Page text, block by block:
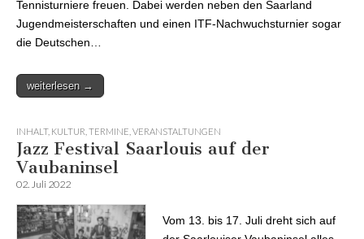
Tennisturniere freuen. Dabei werden neben den Saarland
Jugendmeisterschaften und einen ITF-Nachwuchsturnier sogar
die Deutschen…
weiterlesen →
INHALT, KULTUR TERMINE VERANSTALTUNGEN
Jazz Festival Saarlouis auf der
Vaubaninsel
02. Juli 2022
Vom 13. bis 17. Juli dreht sich auf